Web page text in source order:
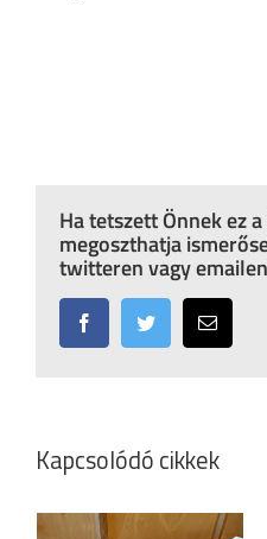
Ha tetszett Önnek ez
megoszthatja
twitteren vagy
FacebookTwitter Email:
Kapcsolódó cikkek